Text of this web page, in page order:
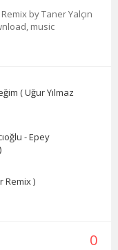
by Taner Yalçın
music
( Uğur Yılmaz
- Epey
Remix )
0